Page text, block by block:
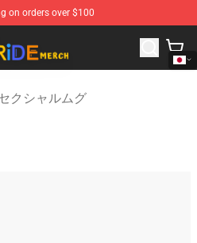
on orders over $100
The Pride Merchandise Store
クシャルムグ